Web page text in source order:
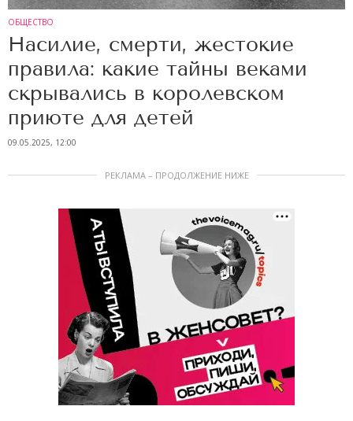
ОБЩЕСТВО
Насилие, смерти, жестокие
правила: какие тайны веками
скрывались в королевском
приюте для детей
09.05.2025, 12:00
РЕКЛАМА – ПРОДОЛЖЕНИЕ НИЖЕ